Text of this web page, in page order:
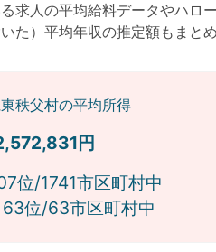
求人の平均給料データやハロ
た）平均年収の推定額もまとめ
秩父村の平均所得
円
位/1741市区町村中
位/63市区町村中